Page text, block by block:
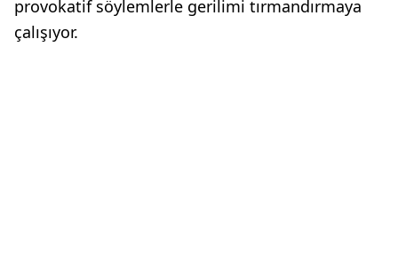
provokatif söylemlerle gerilimi tırmandırmaya
çalışıyor.